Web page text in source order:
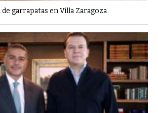
garrapatas en Villa Zaragoza